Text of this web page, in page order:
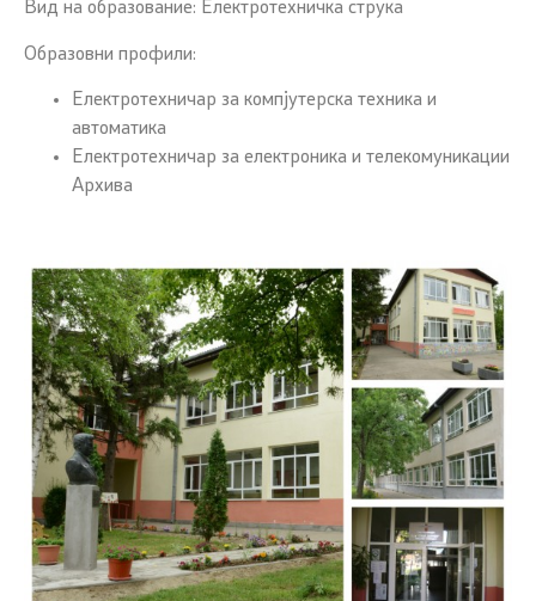
Вид на образование: Електротехничка струка
Образовни профили:
Електротехничар за компјутерска техника и
автоматика
Електротехничар за електроника и телекомуникации
Архива